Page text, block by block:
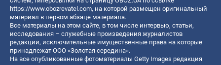
https://www.obozrevatel.com, на которой размещен оригинальный
материал в первом абзаце материала.
Все материалы на этом сайте, в том числе интервью, статьи,
исследования – служебные произведения журналистов
редакции, исключительные имущественные права на которые
принадлежат ООО «Золотая середина».
На все опубликованные фотоматериалы Getty Images редакция